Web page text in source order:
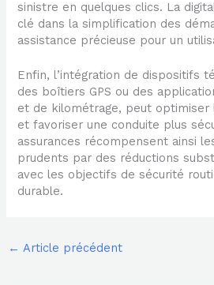
sinistre en quelques clics. La
clé dans la simplification des
assistance précieuse pour un
Enfin, l’intégration de dispositifs
des boîtiers GPS ou des
et de kilométrage, peut optimiser
et favoriser une conduite plus
assurances récompensent ainsi
prudents par des réductions
avec les objectifs de sécurité
durable.
← Article précédent